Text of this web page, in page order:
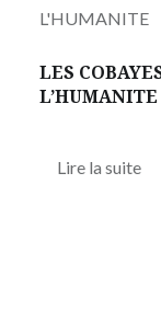
LES
L’HUMANITE
Lire la suite